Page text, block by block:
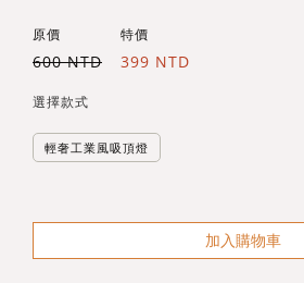
原價
600 NTD
特價
399 NTD
選擇款式
輕奢工業風吸頂燈
加入購物車